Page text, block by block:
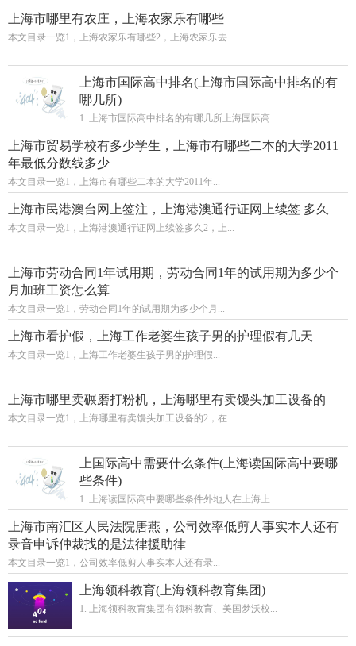
上海市哪里有农庄，上海农家乐有哪些
本文目录一览1，上海农家乐有哪些2，上海农家乐去...
上海市国际高中排名(上海市国际高中排名的有
哪几所)
1. 上海市国际高中排名的有哪几所上海国际高...
上海市贸易学校有多少学生，上海市有哪些二本的大学2011
年最低分数线多少
本文目录一览1，上海市有哪些二本的大学2011年...
上海市民港澳台网上签注，上海港澳通行证网上续签 多久
本文目录一览1，上海港澳通行证网上续签多久2，上...
上海市劳动合同1年试用期，劳动合同1年的试用期为多少个
月加班工资怎么算
本文目录一览1，劳动合同1年的试用期为多少个月...
上海市看护假，上海工作老婆生孩子男的护理假有几天
本文目录一览1，上海工作老婆生孩子男的护理假...
上海市哪里卖碾磨打粉机，上海哪里有卖馒头加工设备的
本文目录一览1，上海哪里有卖馒头加工设备的2，在...
上国际高中需要什么条件(上海读国际高中要哪
些条件)
1. 上海读国际高中要哪些条件外地人在上海上...
上海市南汇区人民法院唐燕，公司效率低剪人事实本人还有
录音申诉仲裁找的是法律援助律
本文目录一览1，公司效率低剪人事实本人还有录...
上海领科教育(上海领科教育集团)
1. 上海领科教育集团有领科教育、美国梦沃校...